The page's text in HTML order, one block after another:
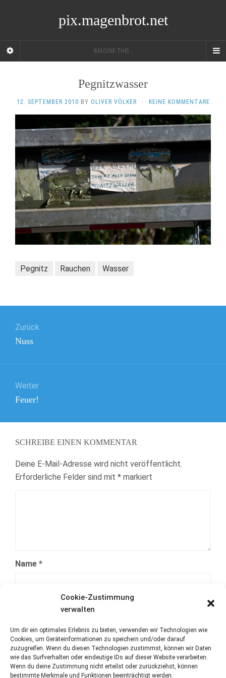
Cookie-Zustimmung
verwalten
Um dir ein optimales Erlebnis zu bieten, verwenden wir Technologien wie
Cookies, um Geräteinformationen zu speichern und/oder darauf
zuzugreifen. Wenn du diesen Technologien zustimmst, können wir Daten
wie das Surfverhalten oder eindeutige IDs auf dieser Website verarbeiten.
Wenn du deine Zustimmung nicht erteilst oder zurückziehst, können
bestimmte Merkmale und Funktionen beeinträchtigt werden.
pix.magenbrot.net
IMAGINE THIS...
Pegnitzwasser
12. SEPTEMBER 2010 BY OLIVER VÖLKER · KEINE KOMMENTARE
Pegnitz Rauchen Wasser
Zurück
Vorheriger
Nuss
Weiter
Nächster
Feuer!
SCHREIBE EINEN KOMMENTAR
Deine E-Mail-Adresse wird nicht veröffentlicht.
Erforderliche Felder sind mit * markiert
Name *
E-Mail-Adresse*
Website